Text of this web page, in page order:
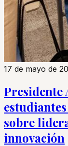
17 de mayo de
Presidente
sobre
innovación